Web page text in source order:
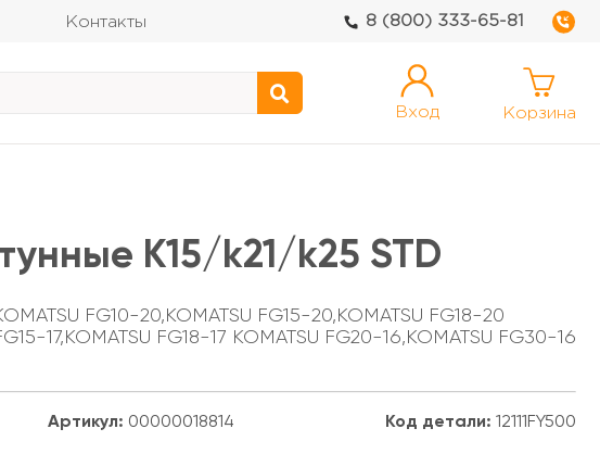
Контакты 8 (800) 333-65-81
Вход Корзина
K15/k21/k25 STD
FG10-20,KOMATSU FG15-20,KOMATSU FG18-20
17,KOMATSU FG18-17 KOMATSU FG20-16,KOMATSU FG30-16
Артикул: 00000018814 Код детали: 12111FY500